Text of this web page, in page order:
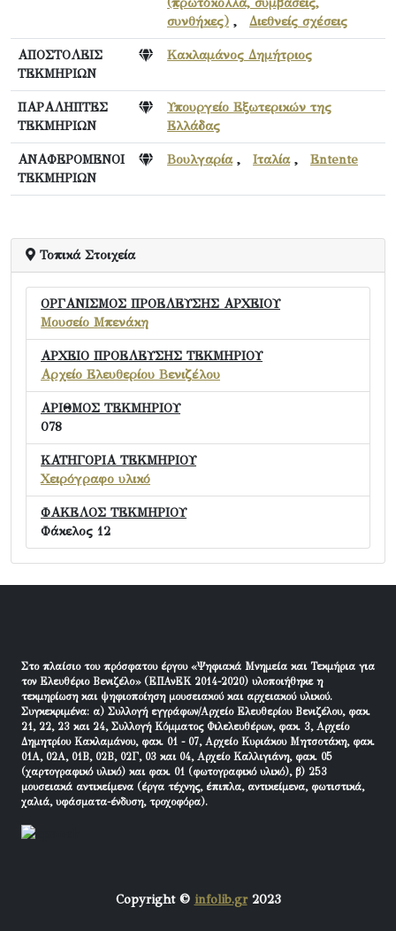
συνθήκες) , Διεθνείς σχέσεις
ΑΠΟΣΤΟΛΕΙΣ
ΤΕΚΜΗΡΙΩΝ
Κακλαμάνος Δημήτριος
ΠΑΡΑΛΗΠΤΕΣ
ΤΕΚΜΗΡΙΩΝ
Υπουργείο Εξωτερικών της
Ελλάδας
ΑΝΑΦΕΡΟΜΕΝΟΙ
ΤΕΚΜΗΡΙΩΝ
Βουλγαρία, Ιταλία, Entente
Τοπικά Στοιχεία
ΟΡΓΑΝΙΣΜΟΣ ΠΡΟΕΛΕΥΣΗΣ ΑΡΧΕΙΟΥ
Μουσείο Μπενάκη
ΑΡΧΕΙΟ ΠΡΟΕΛΕΥΣΗΣ ΤΕΚΜΗΡΙΟΥ
Αρχείο Ελευθερίου Βενιζέλου
ΑΡΙΘΜΟΣ ΤΕΚΜΗΡΙΟΥ
078
ΚΑΤΗΓΟΡΙΑ ΤΕΚΜΗΡΙΟΥ
Χειρόγραφο υλικό
ΦΑΚΕΛΟΣ ΤΕΚΜΗΡΙΟΥ
Φάκελος 12
Στο πλαίσιο του πρόσφατου έργου «Ψηφιακά Μνημεία και Τεκμήρια για
τον Ελευθέριο Βενιζέλο» (ΕΠΑνΕΚ 2014-2020) υλοποιήθηκε η
τεκμηρίωση και ψηφιοποίηση μουσειακού και αρχειακού υλικού.
Συγκεκριμένα: α) Συλλογή εγγράφων/Αρχείο Ελευθερίου Βενιζέλου, φακ.
21, 22, 23 και 24, Συλλογή Κόμματος Φιλελευθέρων, φακ. 3, Αρχείο
Δημητρίου Κακλαμάνου, φακ. 01 - 07, Αρχείο Κυριάκου Μητσοτάκη, φακ.
01Α, 02Α, 01Β, 02Β, 02Γ, 03 και 04, Αρχείο Καλλιγιάνη, φακ. 05
(χαρτογραφικό υλικό) και φακ. 01 (φωτογραφικό υλικό), β) 253
μουσειακά αντικείμενα (έργα τέχνης, έπιπλα, αντικείμενα, φωτιστικά,
χαλιά, υφάσματα-ένδυση, τροχοφόρα).
Copyright © infolib.gr2023